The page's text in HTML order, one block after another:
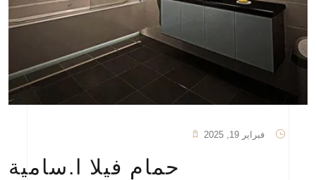
فبراير 19, 2025
حمام فيلا ا.سامية